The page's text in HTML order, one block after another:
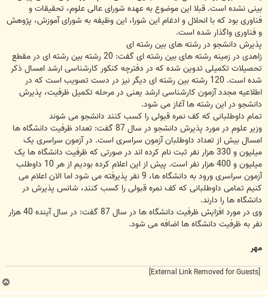
بینی نشده است. قبلا این موضوع به عهده شورای عالی علوم، تحقیقات و
فناوری بود که با انحلال و ادغام این شورا، این وظیفه به شورای آموزش، پژوهش
و فناوری واگذار شده است.
پذیرش دانشجو در رشته های بین رشته ای
زاهدی در زمینه رشته های بین رشته ای گفت: 20 رشته بین رشته ای در مقطع
تحصیلات تکمیلی تدوین شده که در دفترچه کنکور کارشناسی ارشد امسال ذکر
شده است. 120 رشته بین رشته ای دیگر نیز در دست تصویب است که در
اطلاعیه مجدد آزمون کارشناسی ارشد یعنی در مرحله تکمیل ظرفیت، پذیرش
دانشجو در این رشته ها آغاز می شود.
تمام داوطلبانی که کف نمره قبولی را کسب کنند دانشجو می شوند
وزیر علوم در مورد پذیرش دانشجو در سال 87 گفت: تعداد ظرفیت دانشگاه ها
امسال بیش از تعداد داوطلبان آزمون سراسری است. در آزمون سراسری یک
میلیون و 330 هزار نفر ثبت نام کرده اند در صورتی که ظرفیت دانشگاه ها یک
میلیون و 400 هزار نفر است. پیش از این اعلام کرده بودیم از هر 10 داوطلب
آزمون سراسری ورود به دانشگاه ها، 9 نفر پذیرفته می شود اما الان اعلام می
کنیم تمامی داوطلبانی که کف نمره قبولی را کسب کنند، شانس پذیرش در
دانشگاه ها را دارند.
وی در مورد افزایش ظرفیت دانشگاه ها در سال 87 گفت: در سال آینده 40 هزار
نفر به ظرفیت دانشگاه ها اضافه می شود.
مهر
[External Link Removed for Guests]